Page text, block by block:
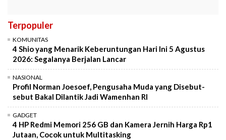
Terpopuler
KOMUNITAS
4 Shio yang Menarik Keberuntungan Hari Ini 5 Agustus
2026: Segalanya Berjalan Lancar
NASIONAL
Profil Norman Joesoef, Pengusaha Muda yang Disebut-
sebut Bakal Dilantik Jadi Wamenhan RI
GADGET
4 HP Redmi Memori 256 GB dan Kamera Jernih Harga Rp1
Jutaan, Cocok untuk Multitasking